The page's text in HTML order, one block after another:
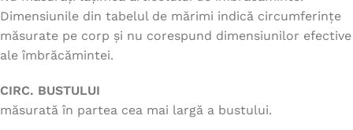
Dimensiunile din tabelul de mărimi indică circumferințe
măsurate pe corp și nu corespund dimensiunilor efective
ale îmbrăcămintei.
CIRC. BUSTULUI
măsurată în partea cea mai largă a bustului.